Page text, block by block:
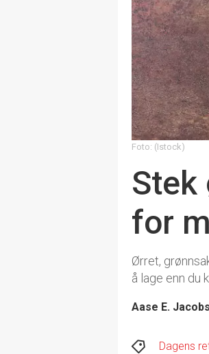
Foto: (Istock)
Stek
for
Ørret,
å lage enn du
Aase E.
Dagens